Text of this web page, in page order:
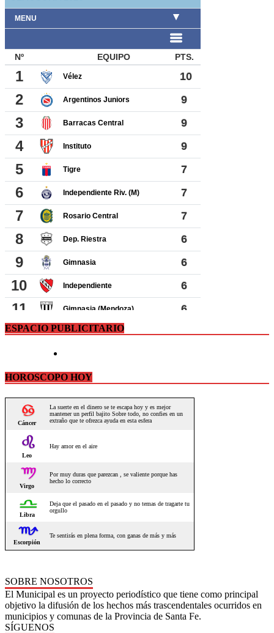
ESPACIO PUBLICITARIO
HOROSCOPO HOY
SOBRE NOSOTROS
El Municipal es un proyecto periodístico que tiene como principal
objetivo la difusión de los hechos más trascendentales ocurridos en
municipios y comunas de la Provincia de Santa Fe.
SÍGUENOS